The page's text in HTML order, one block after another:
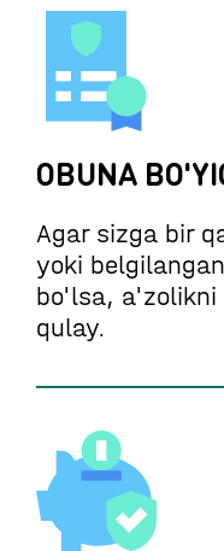
OBUNA
Agar sizga bir
yoki
bo'lsa,
qulay.